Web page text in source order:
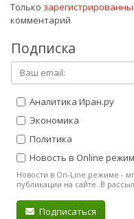
Только
комментарий
Подписка
Аналитика Иран.ру
Экономика
Политика
Новость в Online
Новости в On-Line режиме -
публикации на сайте. В
Подписаться